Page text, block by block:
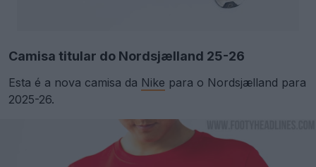
Camisa titular do Nordsjælland 25-26
Esta é a nova camisa da Nike para o Nordsjælland para
2025-26.